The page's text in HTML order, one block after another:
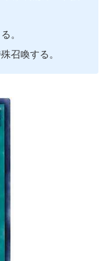
。
召喚する。